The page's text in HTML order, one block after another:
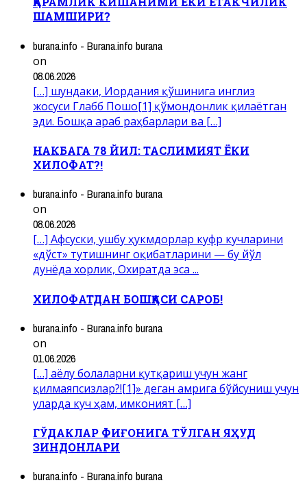
ШАМШИРИ?
burana.info - Burana.info burana
on
08.06.2026
[…] шундаки, Иордания қўшинига инглиз
жосуси Глабб Пошо[1] қўмондонлик қилаётган
эди. Бошқа араб раҳбарлари ва […]
НАКБАГА 78 ЙИЛ: ТАСЛИМИЯТ ЁКИ
ХИЛОФАТ?!
burana.info - Burana.info burana
on
08.06.2026
[…] Афсуски, ушбу ҳукмдорлар куфр кучларини
«дўст» тутишнинг оқибатларини — бу йўл
дунёда хорлик, Охиратда эса ...
ХИЛОФАТДАН БОШҚАСИ САРОБ!
burana.info - Burana.info burana
on
01.06.2026
[…] аёлу болаларни қутқариш учун жанг
қилмаяпсизлар?![1]» деган амрига бўйсуниш учун
уларда куч ҳам, имконият […]
ГЎДАКЛАР ФИҒОНИГА ТЎЛГАН ЯҲУД
ЗИНДОНЛАРИ
burana.info - Burana.info burana